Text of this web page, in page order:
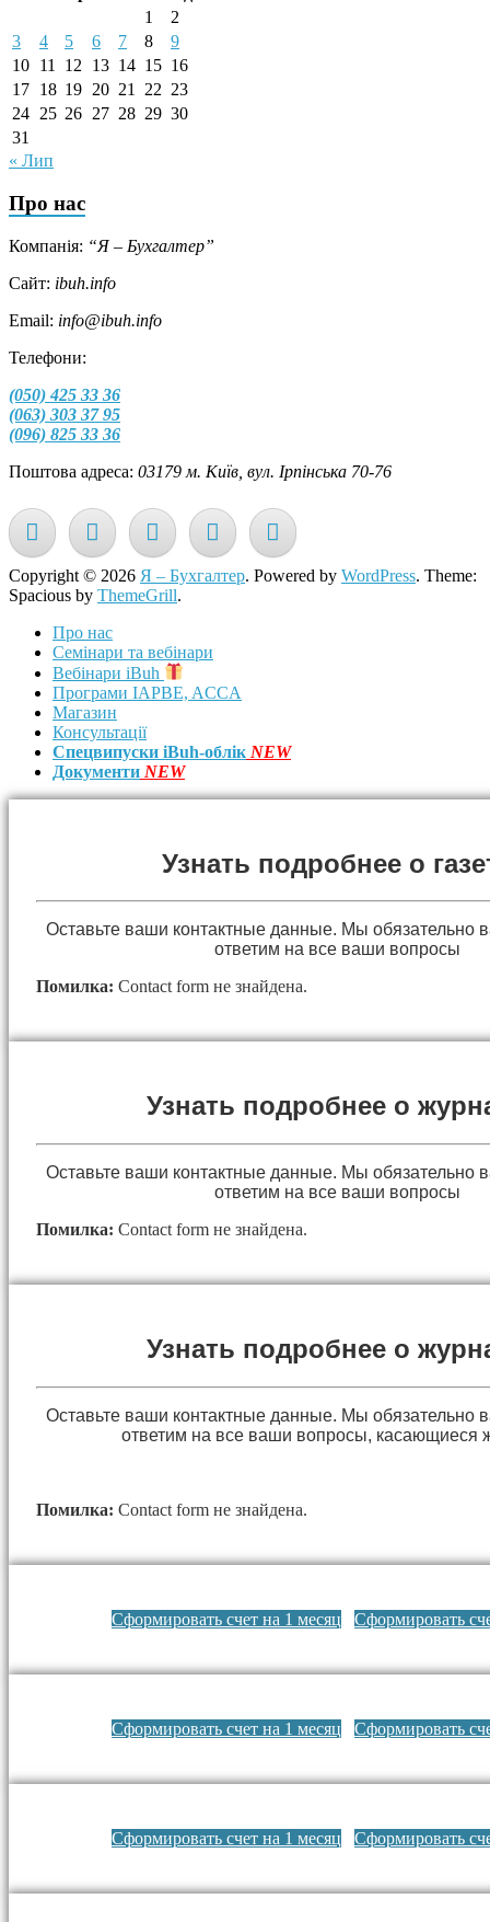
1
2
3
4 5 6 7 8
9
10 11 12 13 14 15 16
17 18 19 20 21 22 23
24 25 26 27 28 29 30
31
« Лип
Про нас
Компанія: “Я – Бухгалтер”
Сайт: ibuh.info
Email: info@ibuh.info
Телефони:
(050) 425 33 36
(063) 303 37 95
(096) 825 33 36
Поштова адреса: 03179 м. Київ, вул. Ірпінська 70-76
Copyright © 2026 Я – Бухгалтер. Powered by WordPress. Theme:
Spacious by ThemeGrill.
Про нас
Семінари та вебінари
Вебінари iBuh
Програми IAPBE, ACCA
Магазин
Консультації
Спецвипуски iBuh-облік NEW
Документи NEW
Узнать подробнее о
Оставьте ваши контактные данные. Мы обязательно
ответим на все ваши вопросы
Помилка: Contact form не знайдена.
Узнать подробнее о
Оставьте ваши контактные данные. Мы обязательно
ответим на все ваши вопросы
Помилка: Contact form не знайдена.
Узнать подробнее о
Оставьте ваши контактные данные. Мы обязательно
ответим на все ваши вопросы, касающиеся
Помилка: Contact form не знайдена.
Сформировать счет на 1 месяц Сформировать
Сформировать счет на 1 месяц Сформировать
Сформировать счет на 1 месяц Сформировать